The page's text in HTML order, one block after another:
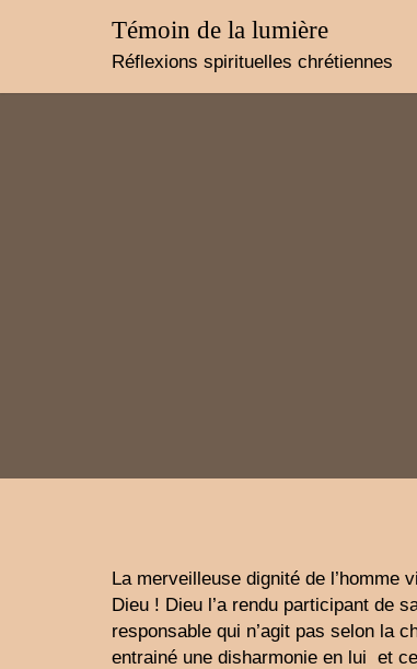
Témoin de la lumière
Réflexions spirituelles chrétiennes
La merveilleuse dignité de l’homme
Dieu ! Dieu l’a rendu participant de
responsable qui n’agit pas selon la
entrainé une disharmonie en lui et